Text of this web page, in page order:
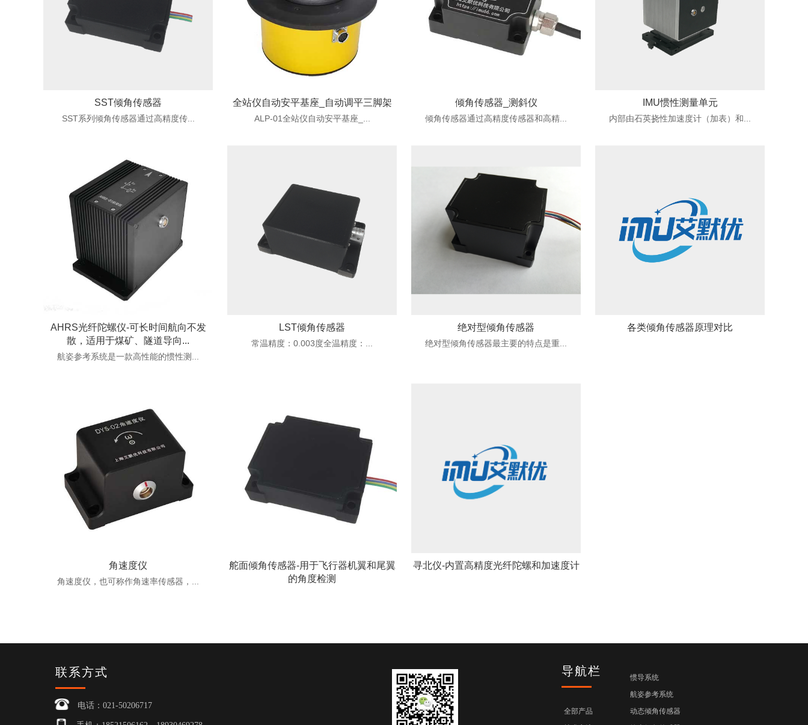
SST倾角传感器
SST系列倾角传感器通过高精度传...
全站仪自动安平基座_自动调平三脚架
ALP-01全站仪自动安平基座_...
倾角传感器_测斜仪
倾角传感器通过高精度传感器和高精...
IMU惯性测量单元
内部由石英挠性加速度计（加表）和...
AHRS光纤陀螺仪-可长时间航向不发
散，适用于煤矿、隧道导向...
航姿参考系统是一款高性能的惯性测...
LST倾角传感器
常温精度：0.003度全温精度：...
绝对型倾角传感器
绝对型倾角传感器最主要的特点是重...
各类倾角传感器原理对比
角速度仪
角速度仪，也可称作角速率传感器，...
舵面倾角传感器-用于飞行器机翼和尾翼
的角度检测
寻北仪-内置高精度光纤陀螺和加速度计
电话：021-50206717
联系方式 导航栏
全部产品
惯导系统
航姿参考系统
动态倾角传感器